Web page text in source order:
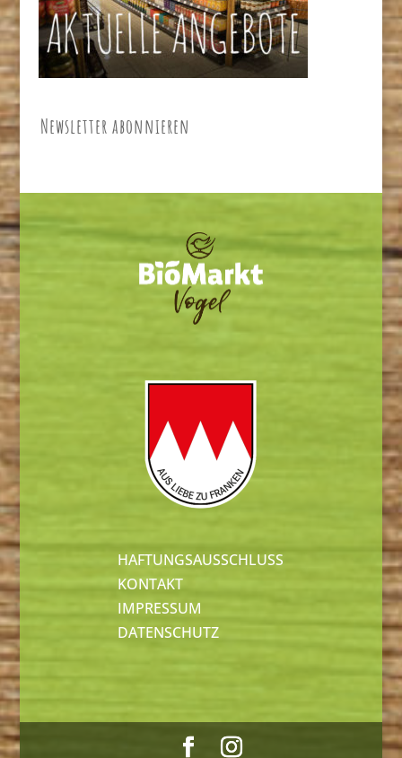
Newsletter abonnieren
HAFTUNGSAUSSCHLUSS
KONTAKT
IMPRESSUM
DATENSCHUTZ